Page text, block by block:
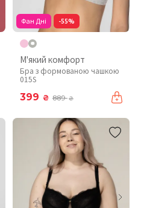
Фан Дні -55%
М'який комфорт
Бра з формованою чашкою
015S
399 ₴ 889₴